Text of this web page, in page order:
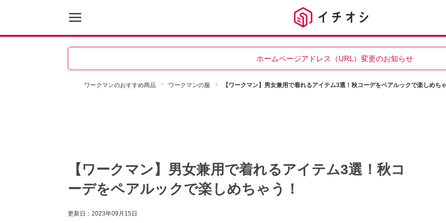
ホームページアドレス（URL）変更のお知らせ
ワークマンのおすすめ商品 ワークマンの服 【ワークマン】男女兼用で着れるアイテム3選！秋コーデをペアルックで楽しめち
【ワークマン】男女兼用で着れるアイテム3選！秋コ
ーデをペアルックで楽しめちゃう！
更新日： 2023年09月15日